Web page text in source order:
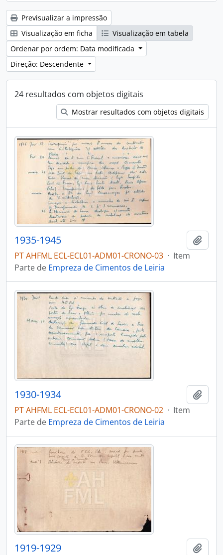
Previsualizar a impressão
Visualização em ficha
Visualização em tabela
Ordenar por ordem: Data modificada
Direção: Descendente
24 resultados com objetos digitais
Mostrar resultados com objetos digitais
1935-1945
PT AHFML ECL-ECL01-ADM01-CRONO-03 · Item
Parte de Empreza de Cimentos de Leiria
1930-1934
PT AHFML ECL-ECL01-ADM01-CRONO-02 · Item
Parte de Empreza de Cimentos de Leiria
1919-1929